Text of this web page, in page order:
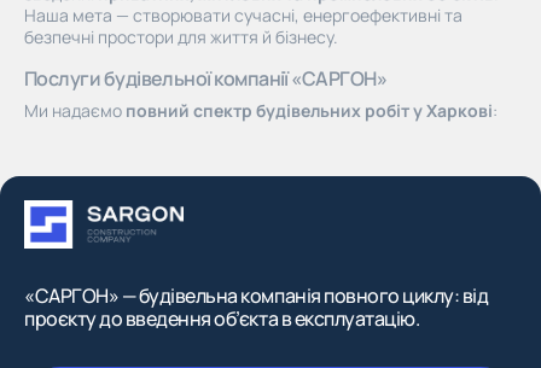
Наша мета — створювати сучасні, енергоефективні та
безпечні простори для життя й бізнесу.
Послуги будівельної компанії «САРГОН»
Ми надаємо повний спектр будівельних робіт у Харкові:
роботи з металоконструкціями. Завдяки ліцензіям СС2 і
СС3 виконуємо роботи будь-якої складності. Серед наших
клієнтів — муніципальні заклади, комерційні структури та
приватні забудовники.
Чому обирають нас серед будівельних фірм Харкова
78 кваліфікованих спеціалістів: інженери, архітектори,
електромонтажники, майстри з оздоблювальних робіт
45 реалізованих об'єктів— від ліцеїв до промислових
«САРГОН» — будівельна компанія повного циклу: від
проєкту до введення об’єкта в експлуатацію.